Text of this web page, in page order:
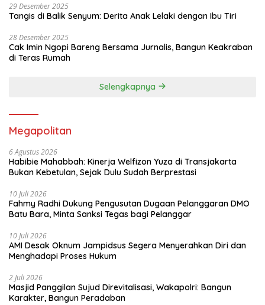
29 Desember 2025
Tangis di Balik Senyum: Derita Anak Lelaki dengan Ibu Tiri
28 Desember 2025
Cak Imin Ngopi Bareng Bersama Jurnalis, Bangun Keakraban
di Teras Rumah
Selengkapnya
Megapolitan
6 Agustus 2026
Habibie Mahabbah: Kinerja Welfizon Yuza di Transjakarta
Bukan Kebetulan, Sejak Dulu Sudah Berprestasi
10 Juli 2026
Fahmy Radhi Dukung Pengusutan Dugaan Pelanggaran DMO
Batu Bara, Minta Sanksi Tegas bagi Pelanggar
10 Juli 2026
AMI Desak Oknum Jampidsus Segera Menyerahkan Diri dan
Menghadapi Proses Hukum
2 Juli 2026
Masjid Panggilan Sujud Direvitalisasi, Wakapolri: Bangun
Karakter, Bangun Peradaban